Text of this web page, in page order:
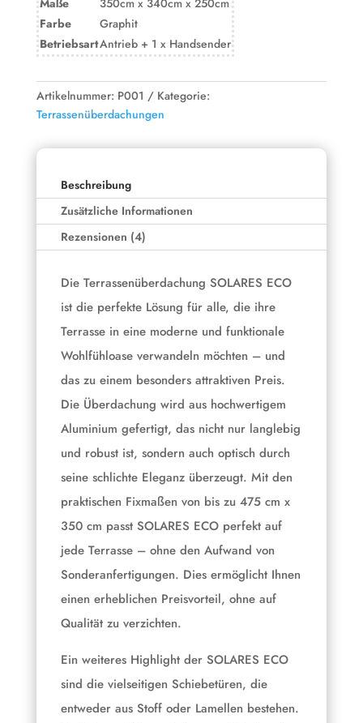
Maße
350cm x 340cm x 250cm
Farbe
Graphit
BetriebsartAntrieb + 1 x Handsender
Artikelnummer: P001
Kategorie:
Terrassenüberdachungen
Beschreibung
Zusätzliche Informationen
Rezensionen (4)
Die Terrassenüberdachung SOLARES ECO
ist die perfekte Lösung für alle, die ihre
Terrasse in eine moderne und funktionale
Wohlfühloase verwandeln möchten – und
das zu einem besonders attraktiven Preis.
Die Überdachung wird aus hochwertigem
Aluminium gefertigt, das nicht nur langlebig
und robust ist, sondern auch optisch durch
seine schlichte Eleganz überzeugt. Mit den
praktischen Fixmaßen von bis zu 475 cm x
350 cm passt SOLARES ECO perfekt auf
jede Terrasse – ohne den Aufwand von
Sonderanfertigungen. Dies ermöglicht Ihnen
einen erheblichen Preisvorteil, ohne auf
Qualität zu verzichten.
Ein weiteres Highlight der SOLARES ECO
sind die vielseitigen Schiebetüren, die
entweder aus Stoff oder Lamellen bestehen.